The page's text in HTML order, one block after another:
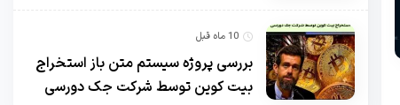
10 ماه قبل
بررسی پروژه سیستم متن باز استخراج
بیت کوین توسط شرکت جک دورسی